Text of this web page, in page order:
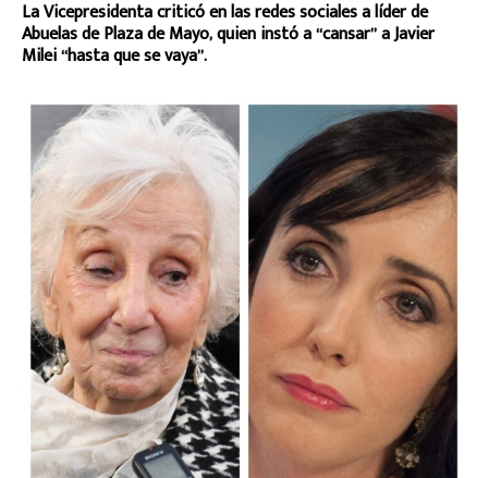
La Vicepresidenta criticó en las redes sociales a líder de
Abuelas de Plaza de Mayo, quien instó a “cansar” a Javier
Milei “hasta que se vaya”.